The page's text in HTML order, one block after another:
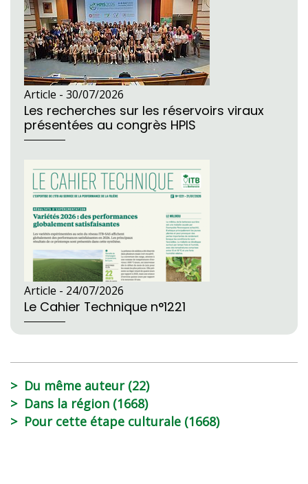
Article - 30/07/2026
Les recherches sur les réservoirs viraux
présentées au congrès HPIS
Article - 24/07/2026
Le Cahier Technique n°1221
Du même auteur (22)
Dans la région (1668)
Pour cette étape culturale (1668)